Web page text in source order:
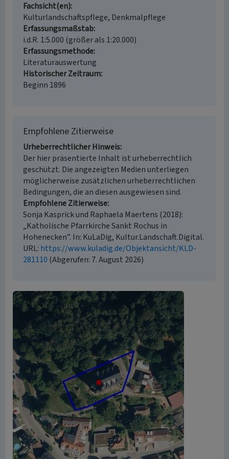
Fachsicht(en)
Kulturlandschaftspflege, Denkmalpflege
Erfassungsmaßstab
i.d.R. 1:5.000 (größer als 1:20.000)
Erfassungsmethode
Literaturauswertung
Historischer Zeitraum
Beginn 1896
Empfohlene Zitierweise
Urheberrechtlicher Hinweis
Der hier präsentierte Inhalt ist urheberrechtlich
geschützt. Die angezeigten Medien unterliegen
möglicherweise zusätzlichen urheberrechtlichen
Bedingungen, die an diesen ausgewiesen sind.
Empfohlene Zitierweise
Sonja Kasprick und Raphaela Maertens (2018):
„Katholische Pfarrkirche Sankt Rochus in
Hohenecken”. In: KuLaDig, Kultur.Landschaft.Digital.
URL: https://www.kuladig.de/Objektansicht/KLD-
281110 (Abgerufen: 7. August 2026)